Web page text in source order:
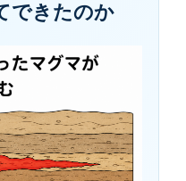
できたのか